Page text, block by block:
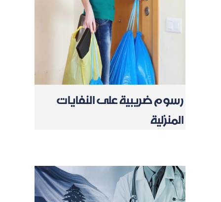
رسوم ضريبية على النفايات
المنزلية